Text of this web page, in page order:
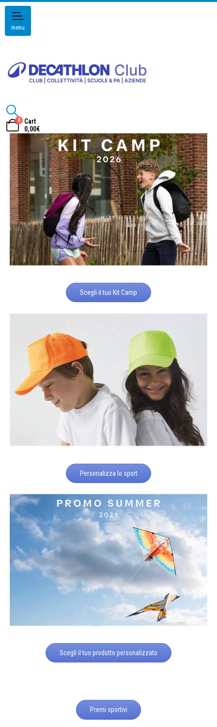
menu
0
Cart
0,00€
Scegli il tuo Kit Camp
Personalizza lo sport
Scegli il tuo prodotto personalizzato
Premi sportivi